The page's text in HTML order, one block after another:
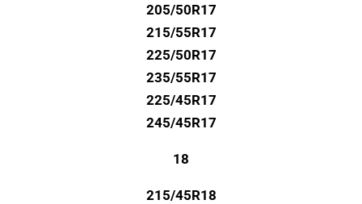
205/50R17
215/55R17
225/50R17
235/55R17
225/45R17
245/45R17
18
215/45R18